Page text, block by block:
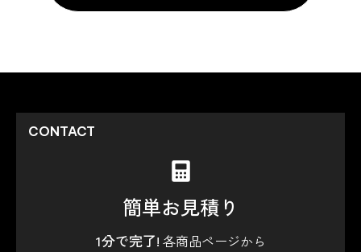
CONTACT
簡単お見積り
1分で完了! 各商品ページから